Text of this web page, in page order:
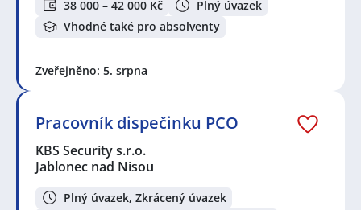
38 000 – 42 000 Kč
Plný úvazek
Vhodné také pro absolventy
Zveřejněno: 5. srpna
Pracovník dispečinku PCO
KBS Security s.r.o.
Jablonec nad Nisou
Plný úvazek, Zkrácený úvazek